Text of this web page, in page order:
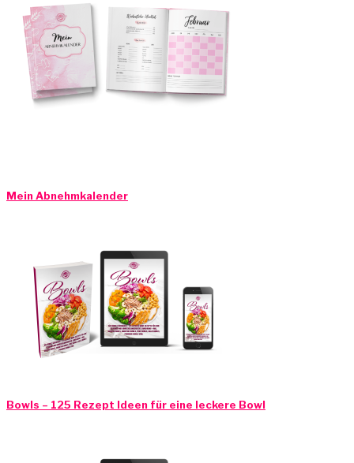
Mein Abnehmkalender
Bowls – 125 Rezept Ideen für eine leckere Bowl